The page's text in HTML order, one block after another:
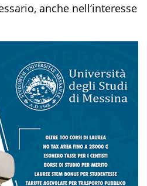
anche nell’interesse